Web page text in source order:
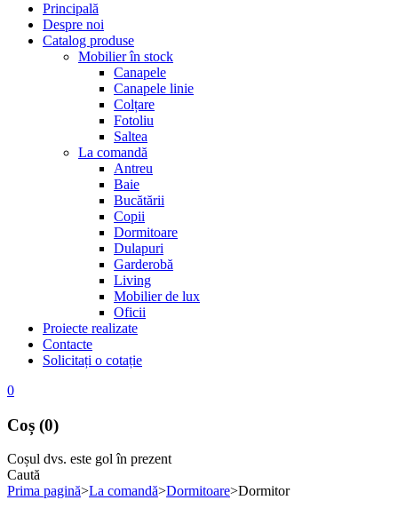
Principală
Despre noi
Catalog produse
Mobilier în stock
Canapele
Canapele linie
Colțare
Fotoliu
Saltea
La comandă
Antreu
Baie
Bucătării
Copii
Dormitoare
Dulapuri
Garderobă
Living
Mobilier de lux
Oficii
Proiecte realizate
Contacte
Solicitați o cotație
0
Coș (0)
Coșul dvs. este gol în prezent
Caută
Prima pagină>La comandă>Dormitoare>Dormitor